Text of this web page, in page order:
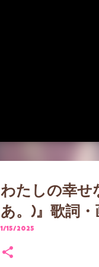
わたしの幸せ
あ。)』歌詞
1/15/2025